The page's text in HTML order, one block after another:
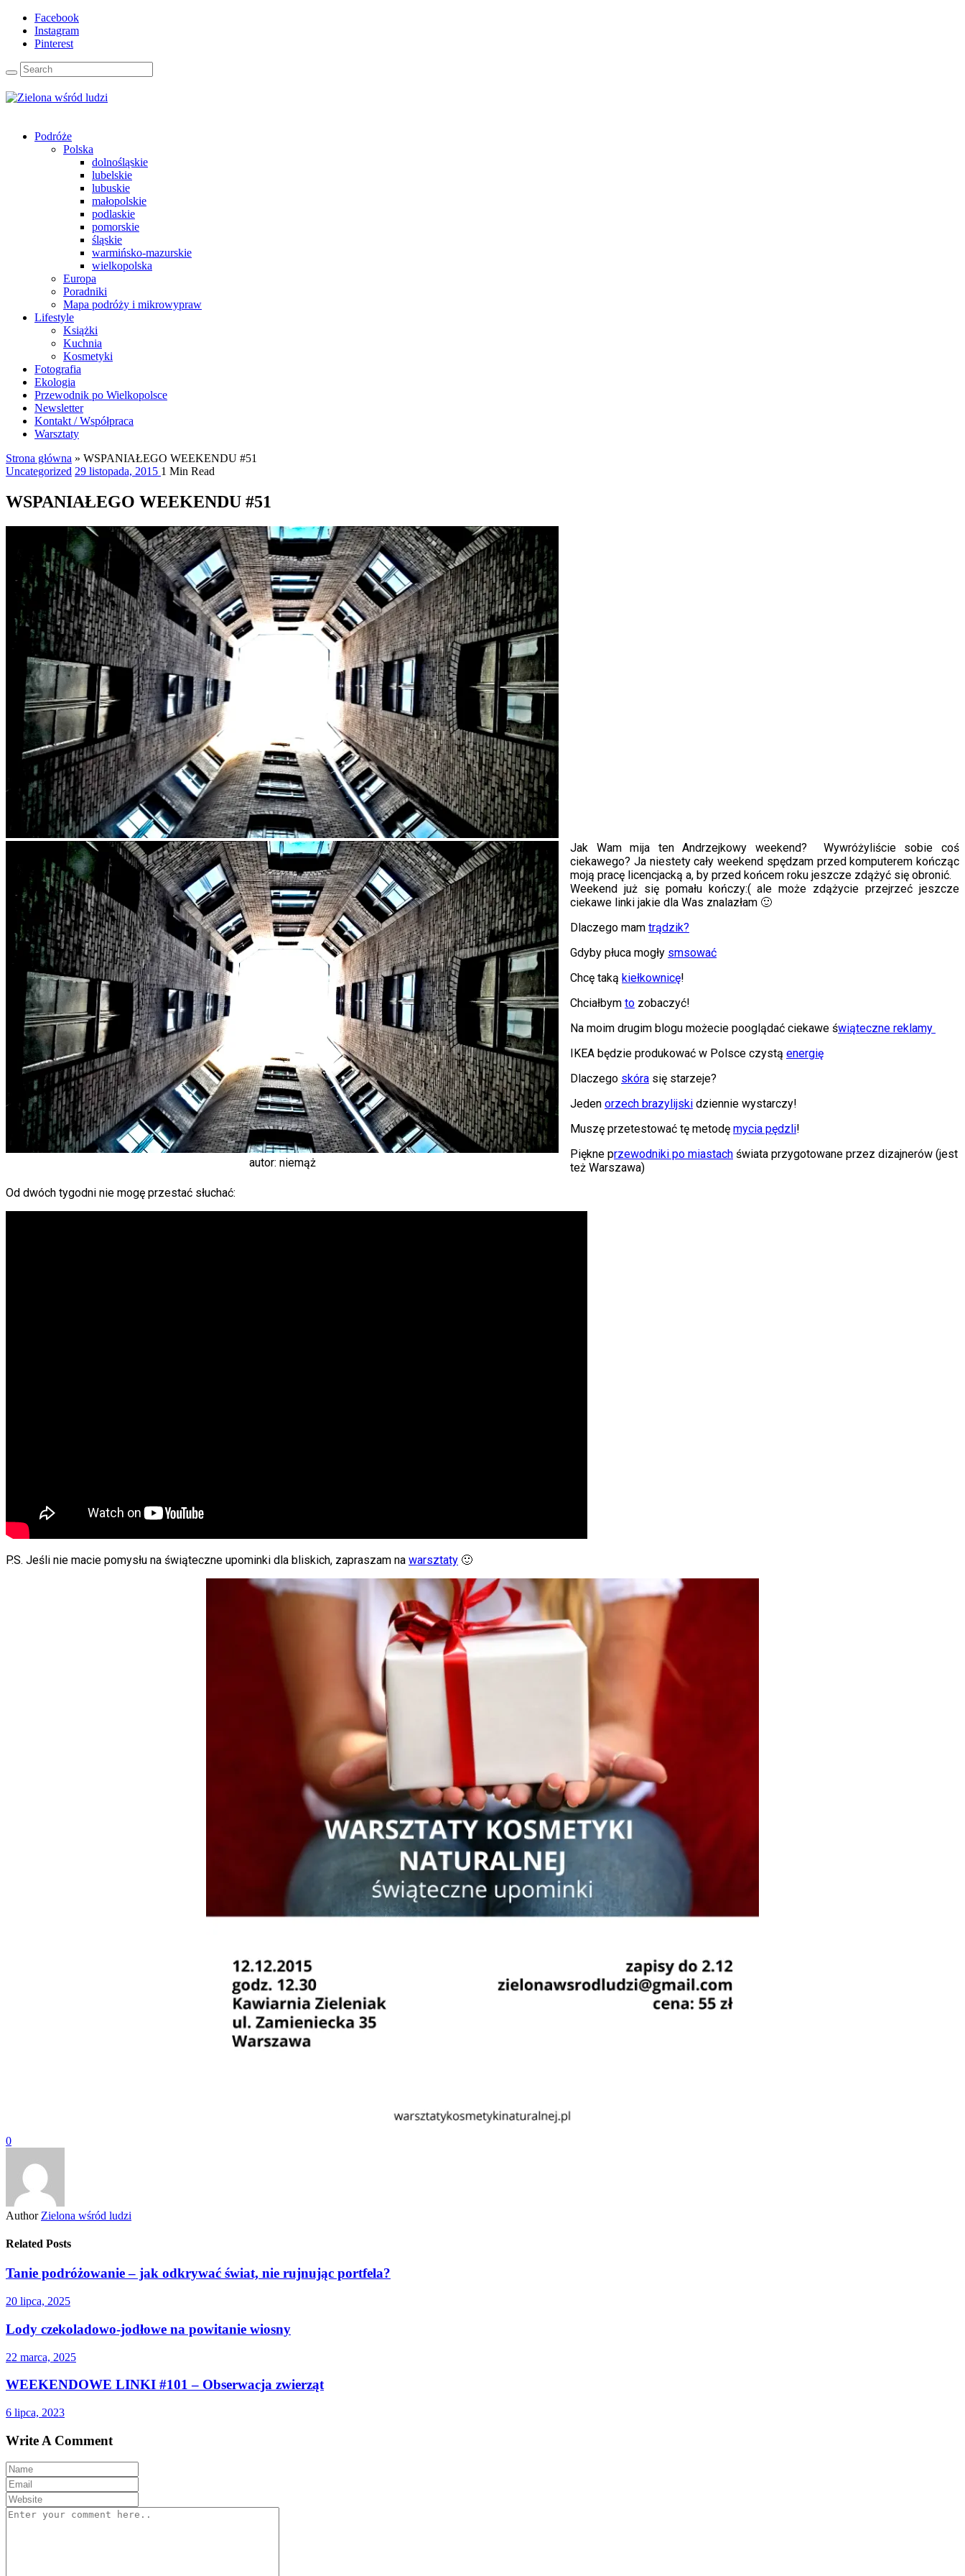
Facebook
Instagram
Pinterest
Podróże
Polska
dolnośląskie
lubelskie
lubuskie
małopolskie
podlaskie
pomorskie
śląskie
warmińsko-mazurskie
wielkopolska
Europa
Poradniki
Mapa podróży i mikrowypraw
Lifestyle
Książki
Kuchnia
Kosmetyki
Fotografia
Ekologia
Przewodnik po Wielkopolsce
Newsletter
Kontakt / Współpraca
Warsztaty
Strona główna » WSPANIAŁEGO WEEKENDU #51
Uncategorized 29 listopada, 2015 1 Min Read
WSPANIAŁEGO WEEKENDU #51
autor: niemąż
Jak Wam mija ten Andrzejkowy weekend? Wywróżyliście sobie coś
ciekawego? Ja niestety cały weekend spędzam przed komputerem kończąc
moją pracę licencjacką a, by przed końcem roku jeszcze zdążyć się obronić.
Weekend już się pomału kończy:( ale może zdążycie przejrzeć jeszcze
ciekawe linki jakie dla Was znalazłam 🙂
Dlaczego mam trądzik?
Gdyby płuca mogły smsować
Chcę taką kiełkownicę!
Chciałbym to zobaczyć!
Na moim drugim blogu możecie pooglądać ciekawe świąteczne reklamy
IKEA będzie produkować w Polsce czystą energię
Dlaczego skóra się starzeje?
Jeden orzech brazylijski dziennie wystarczy!
Muszę przetestować tę metodę mycia pędzli!
Piękne przewodniki po miastach świata przygotowane przez dizajnerów (jest
też Warszawa)
Od dwóch tygodni nie mogę przestać słuchać:
P.S. Jeśli nie macie pomysłu na świąteczne upominki dla bliskich, zapraszam na warsztaty 🙂
0
Author Zielona wśród ludzi
Related Posts
Tanie podróżowanie – jak odkrywać świat, nie rujnując portfela?
20 lipca, 2025
Lody czekoladowo-jodłowe na powitanie wiosny
22 marca, 2025
WEEKENDOWE LINKI #101 – Obserwacja zwierząt
6 lipca, 2023
Write A Comment